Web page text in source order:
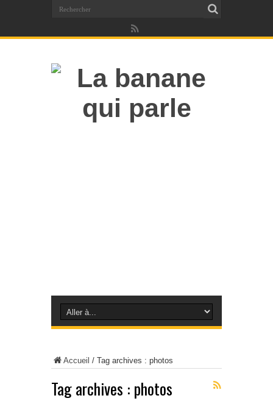
Accueil / Tag archives : photos
Tag archives : photos